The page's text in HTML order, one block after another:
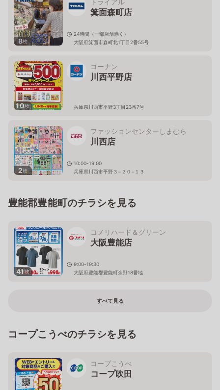
8枚
トライアル
箕面森町店
24時間（一部店舗除く）
大阪府箕面市森町北1丁目2番55号
10枚
コーナン
川西平野店
兵庫県川西市平野3丁目23番7号
2枚
ファッションセンターしまむら
川西店
10:00-19:00
兵庫県川西市平野３−２０−１３
豊能郡豊能町のチラシを見る
41枚
コメリハード＆グリーン
大阪豊能店
9:00-19:30
大阪府豊能郡豊能町余野18番地
すべて見る
コープこうべのチラシを見る
コープこうべ
コープ吹田